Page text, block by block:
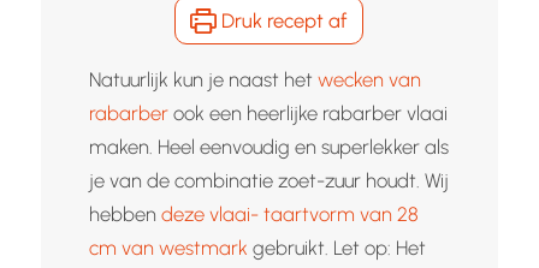
Druk recept af
Natuurlijk kun je naast het wecken van
rabarberook een heerlijke rabarber vlaai
maken. Heel eenvoudig en superlekker als
je van de combinatie zoet-zuur houdt. Wij
hebben deze vlaai- taartvorm van 28
cm van westmark gebruikt. Let op: Het